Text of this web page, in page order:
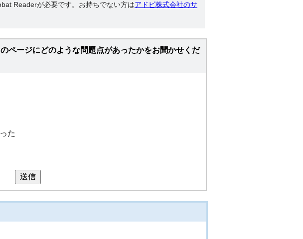
Readerが必要です。お持ちでない方はアドビ株式会社のサ
ページにどのような問題点があったかをお聞かせくだ
た
送信